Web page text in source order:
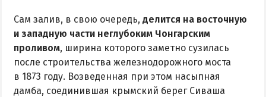
Сиваш
Соленое озеро в Счастливцево
ДОСТОПРИМЕЧАТЕЛЬНОСТИ
Сам залив, в свою очередь, делится на восточную
и западную части неглубоким Чонгарским
проливом, ширина которого заметно сузилась
после строительства железнодорожного моста
в 1873 году. Возведенная при этом насыпная
дамба, соединившая крымский берег Сиваша